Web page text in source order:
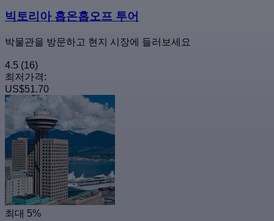
빅토리아 홉온홉오프 투어
박물관을 방문하고 현지 시장에 들러보세요
4.5 (16)
최저가격:
US$51.70
최대 5%